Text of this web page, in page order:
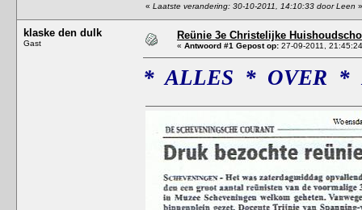
« Laatste verandering: 30-10-2011, 14:10:33 door Leen »
klaske den dulk
Gast
Reünie 3e Christelijke
« Antwoord #1 Gepost op: 27-09-2011,
* ALLES * OVER